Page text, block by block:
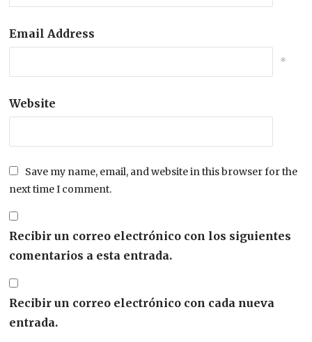
Email Address
*
Website
Save my name, email, and website in this browser for the
next time I comment.
Recibir un correo electrónico con los siguientes
comentarios a esta entrada.
Recibir un correo electrónico con cada nueva
entrada.